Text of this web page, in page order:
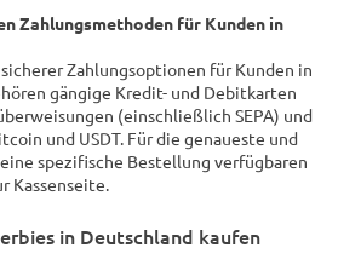
Zahlungsmethoden für Kunden in
Zahlungsoptionen für Kunden in
gängige Kredit- und Debitkarten
(einschließlich SEPA) und
und USDT. Für die genaueste und
spezifische Bestellung verfügbaren
Kassenseite.
in Deutschland kaufen